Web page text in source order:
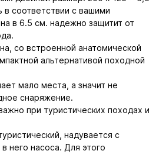
соответствии с вашими
в 6.5 см. надежно защитит от
со встроенной анатомической
альтернативой походной
мало места, а значит не
снаряжение.
при туристических походах и
надувается с
него насоса. Для этого